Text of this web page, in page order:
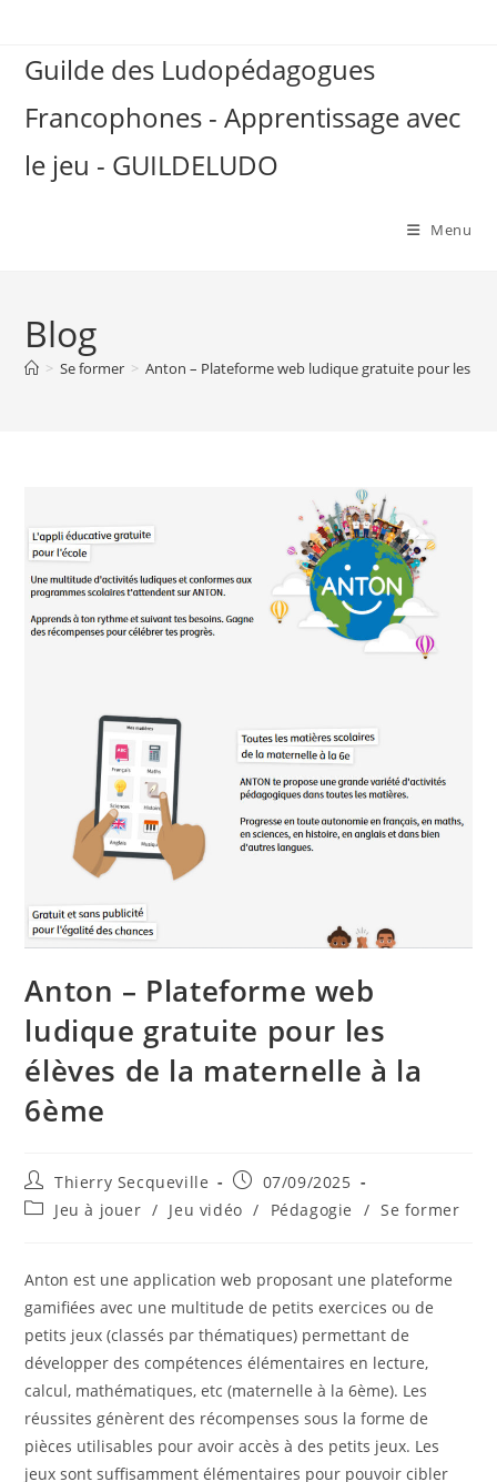
contentGuilde des Ludopédagogues
Francophones - Apprentissage avec
le jeu - GUILDELUDO
Menu
Blog
> Se former > Anton – Plateforme web ludique gratuite pour les
Anton – Plateforme web
ludique gratuite pour les
élèves de la maternelle à la
6ème
Auteur/autrice
de
Thierry Secqueville
Publication
publiée :
07/09/2025
PostJeu à jouer / Jeu vidéo / Pédagogie / Se former
Anton est une application web proposant une plateforme
gamifiées avec une multitude de petits exercices ou de
petits jeux (classés par thématiques) permettant de
développer des compétences élémentaires en lecture,
calcul, mathématiques, etc (maternelle à la 6ème). Les
réussites génèrent des récompenses sous la forme de
pièces utilisables pour avoir accès à des petits jeux. Les
jeux sont suffisamment élémentaires pour pouvoir cibler